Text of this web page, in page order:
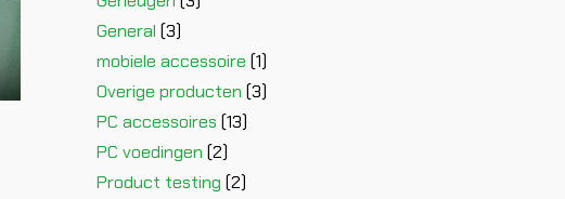
General (3)
mobiele accessoire (1)
Overige producten (3)
PC accessoires (13)
PC voedingen (2)
Product testing (2)